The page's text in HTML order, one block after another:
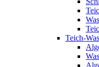
Teich-